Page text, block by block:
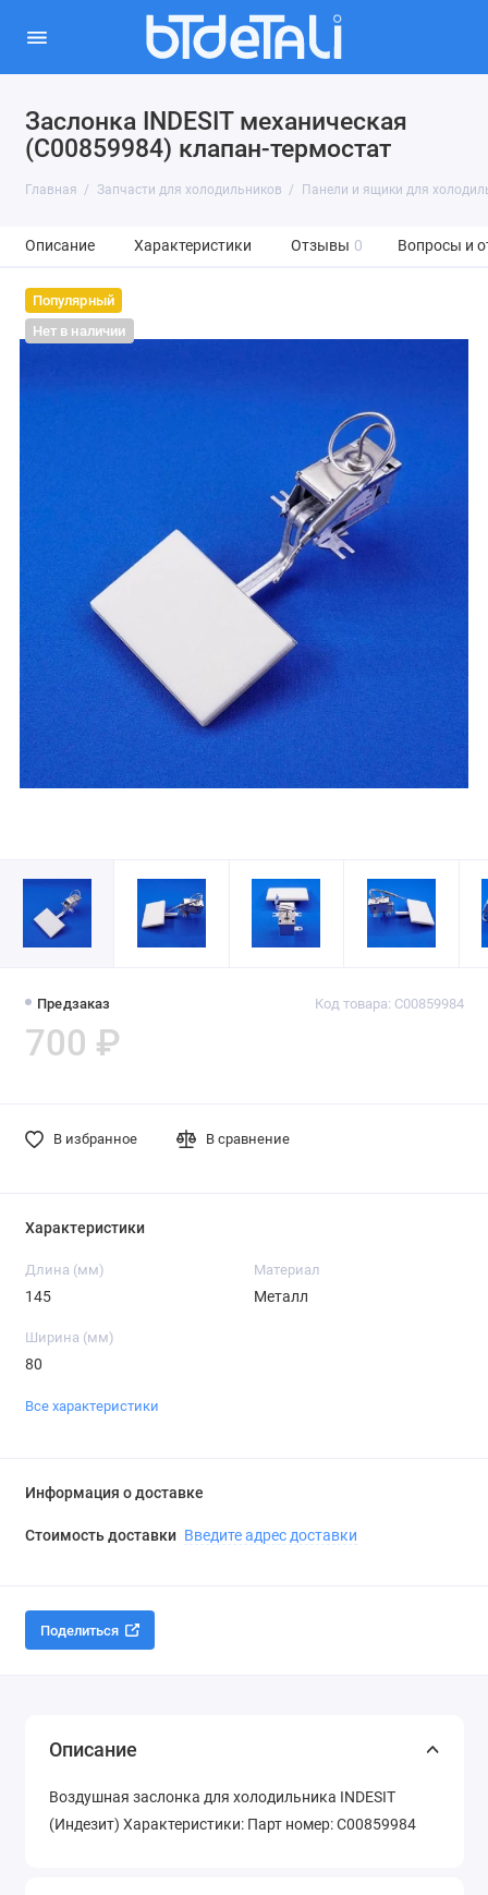
Заслонка INDESIT механическая
(C00859984) клапан-термостат
Главная Запчасти для холодильников Панели и ящики для
Описание Характеристики Отзывы 0 Вопросы и
Популярный
Нет в наличии
Предзаказ Код товара: C00859984
700 ₽
В избранное В сравнение
Характеристики
Длина (мм)
145
Материал
Металл
Ширина (мм)
80
Все характеристики
Информация о доставке
Стоимость доставки Введите адрес доставки
Поделиться
Описание
Воздушная заслонка для холодильника INDESIT
(Индезит) Характеристики: Парт номер: C00859984